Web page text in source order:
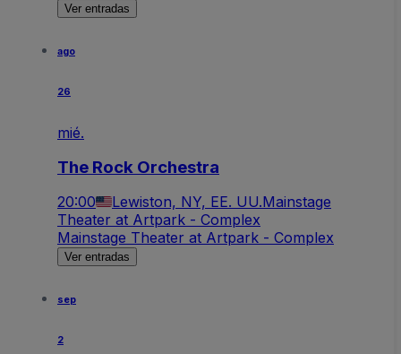
Ver entradas
ago
26
mié.
The Rock Orchestra
20:00 Lewiston, NY, EE. UU.Mainstage
Theater at Artpark - Complex
Mainstage Theater at Artpark - Complex
Ver entradas
sep
2